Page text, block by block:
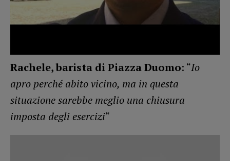
Rachele, barista di Piazza Duomo: “Io
apro perché abito vicino, ma in questa
situazione sarebbe meglio una chiusura
imposta degli esercizi“